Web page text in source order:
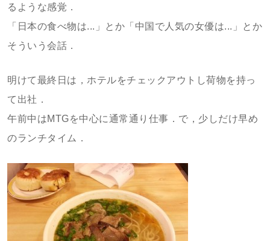
るような感覚．
「日本の食べ物は...」とか「中国で人気の女優は...」とか
そういう会話．
明けて最終日は，ホテルをチェックアウトし荷物を持っ
て出社．
午前中はMTGを中心に通常通り仕事．で，少しだけ早め
のランチタイム．